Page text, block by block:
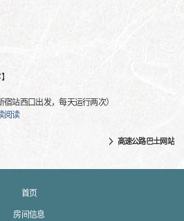
站西口出发，每天运行两次）
阅读
高速公路巴士网站
首页
房间信息